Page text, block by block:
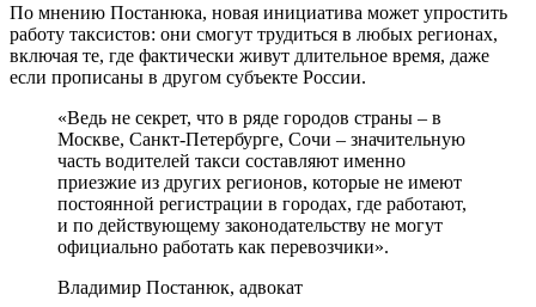
По мнению Постанюка, новая инициатива может упростить
работу таксистов: они смогут трудиться в любых регионах,
включая те, где фактически живут длительное время, даже
если прописаны в другом субъекте России.
«Ведь не секрет, что в ряде городов страны – в
Москве, Санкт-Петербурге, Сочи – значительную
часть водителей такси составляют именно
приезжие из других регионов, которые не имеют
постоянной регистрации в городах, где работают,
и по действующему законодательству не могут
официально работать как перевозчики».
Владимир Постанюк, адвокат